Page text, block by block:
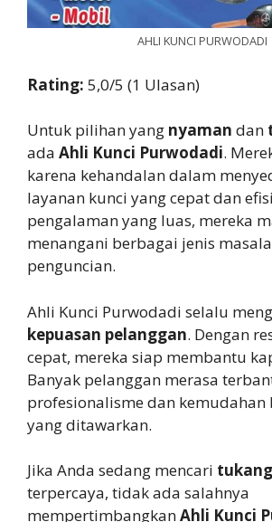
AHLI KUNCI PURWODADI
Rating: 5,0/5 (1 Ulasan)
Untuk pilihan yang nyaman dan
ada Ahli Kunci Purwodadi.
karena kehandalan dalam
layanan kunci yang cepat dan
pengalaman yang luas, mereka
menangani berbagai jenis
penguncian.
Ahli Kunci Purwodadi selalu
kepuasan pelanggan. Dengan
cepat, mereka siap membantu
Banyak pelanggan merasa
profesionalisme dan
yang ditawarkan.
Jika Anda sedang mencari
terpercaya, tidak ada salahnya
mempertimbangkanAhli Kunci